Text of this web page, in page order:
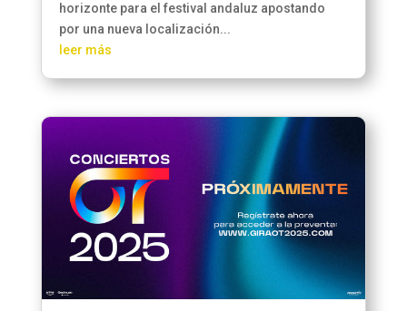
horizonte para el festival andaluz apostando
por una nueva localización...
leer más